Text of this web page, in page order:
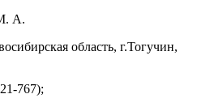
А.
область, г.Тогучин,
767);